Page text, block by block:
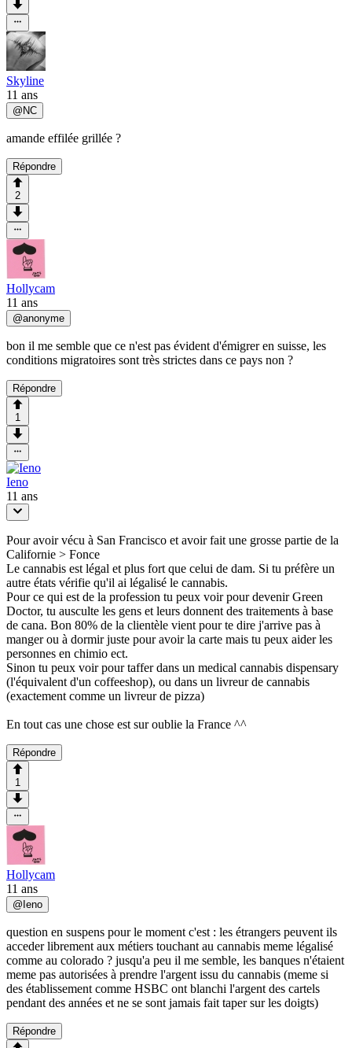
Skyline
11 ans
@ NC
amande effilée grillée ?
Répondre
2
Hollycam
11 ans
@anonyme
bon il me semble que ce n'est pas évident d'émigrer en suisse, les
conditions migratoires sont très strictes dans ce pays non ?
Répondre
1
Ieno
11 ans
Pour avoir vécu à San Francisco et avoir fait une grosse partie de la
Californie > Fonce
Le cannabis est légal et plus fort que celui de dam. Si tu préfère un
autre états vérifie qu'il ai légalisé le cannabis.
Pour ce qui est de la profession tu peux voir pour devenir Green
Doctor, tu ausculte les gens et leurs donnent des traitements à base
de cana. Bon 80% de la clientèle vient pour te dire j'arrive pas à
manger ou à dormir juste pour avoir la carte mais tu peux aider les
personnes en chimio ect.
Sinon tu peux voir pour taffer dans un medical cannabis dispensary
(l'équivalent d'un coffeeshop), ou dans un livreur de cannabis
(exactement comme un livreur de pizza)
En tout cas une chose est sur oublie la France ^^
Répondre
1
Hollycam
11 ans
@ Ieno
question en suspens pour le moment c'est : les étrangers peuvent ils
acceder librement aux métiers touchant au cannabis meme légalisé
comme au colorado ? jusqu'a peu il me semble, les banques n'étaient
meme pas autorisées à prendre l'argent issu du cannabis (meme si
des établissement comme HSBC ont blanchi l'argent des cartels
pendant des années et ne se sont jamais fait taper sur les doigts)
Répondre